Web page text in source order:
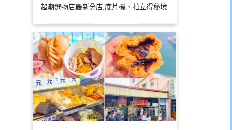
超潮選物店最新分店,底片機、拍立得秘境